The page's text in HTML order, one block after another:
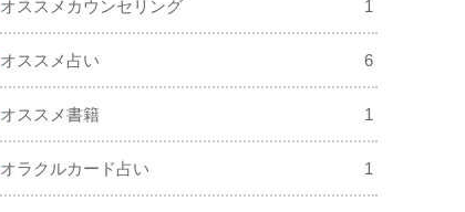
オススメカウンセリング 1
オススメ占い 6
オススメ書籍 1
オラクルカード占い 1